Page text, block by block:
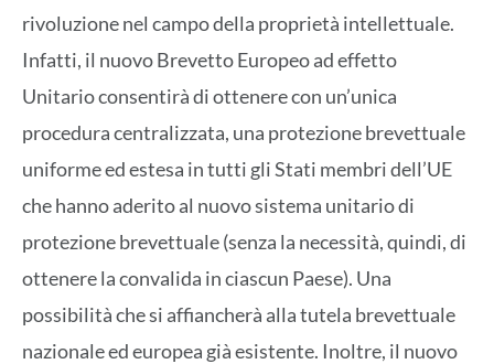
rivoluzione nel campo della proprietà intellettuale.
Infatti, il nuovo Brevetto Europeo ad effetto
Unitario consentirà di ottenere con un’unica
procedura centralizzata, una protezione brevettuale
uniforme ed estesa in tutti gli Stati membri dell’UE
che hanno aderito al nuovo sistema unitario di
protezione brevettuale (senza la necessità, quindi, di
ottenere la convalida in ciascun Paese). Una
possibilità che si affiancherà alla tutela brevettuale
nazionale ed europea già esistente. Inoltre, il nuovo